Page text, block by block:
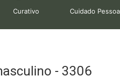
Curativo Cuidado
- 3306